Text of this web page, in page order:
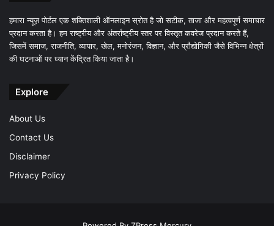
हमारा न्यूज़ पोर्टल एक शक्तिशाली ऑनलाइन स्रोत है जो सटीक, ताजा और महत्वपूर्ण समाचार
प्रदान करता है। हम राष्ट्रीय और अंतर्राष्ट्रीय स्तर पर विस्तृत कवरेज प्रदान करते हैं,
जिसमें समाज, राजनीति, व्यापार, खेल, मनोरंजन, विज्ञान, और प्रौद्योगिकी जैसे विभिन्न क्षेत्रों
की घटनाओं पर ध्यान केंद्रित किया जाता है।
Explore
About Us
Contact Us
Disclaimer
Privacy Policy